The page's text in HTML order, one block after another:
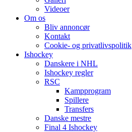
Videoer
Om os
Bliv annoncør
Kontakt
Cookie- og privatlivspolitik
Ishockey
Danskere i NHL
Ishockey regler
RSC
Kampprogram
Spillere
Transfers
Danske mestre
Final 4 Ishockey